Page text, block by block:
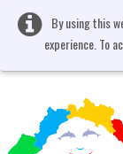
By using this
experience. To